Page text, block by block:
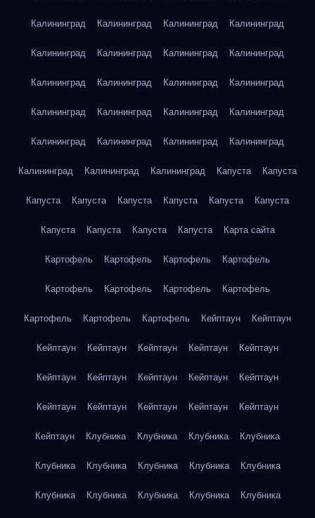
Калининград Калининград Калининград Калининград
Калининград Калининград Калининград Калининград
Калининград Калининград Калининград Калининград
Калининград Калининград Калининград Калининград
Калининград Калининград Калининград Калининград
Калининград Калининград Калининград Капуста Капуста
Капуста Капуста Капуста Капуста Капуста Капуста
Капуста Капуста Капуста Капуста Карта сайта
Картофель Картофель Картофель Картофель
Картофель Картофель Картофель Картофель
Картофель Картофель Картофель Кейптаун Кейптаун
Кейптаун Кейптаун Кейптаун Кейптаун Кейптаун
Кейптаун Кейптаун Кейптаун Кейптаун Кейптаун
Кейптаун Кейптаун Кейптаун Кейптаун Кейптаун
Кейптаун Клубника Клубника Клубника Клубника
Клубника Клубника Клубника Клубника Клубника
Клубника Клубника Клубника Клубника Клубника